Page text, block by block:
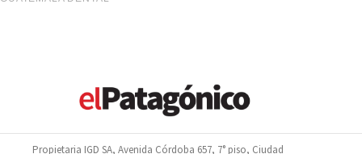
Propietaria IGD SA, Avenida Córdoba 657, 7° piso, Ciudad